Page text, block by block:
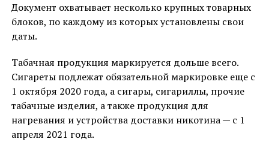
Документ охватывает несколько крупных товарных
блоков, по каждому из которых установлены свои
даты.
Табачная продукция маркируется дольше всего.
Сигареты подлежат обязательной маркировке еще с
1 октября 2020 года, а сигары, сигариллы, прочие
табачные изделия, а также продукция для
нагревания и устройства доставки никотина — с 1
апреля 2021 года.